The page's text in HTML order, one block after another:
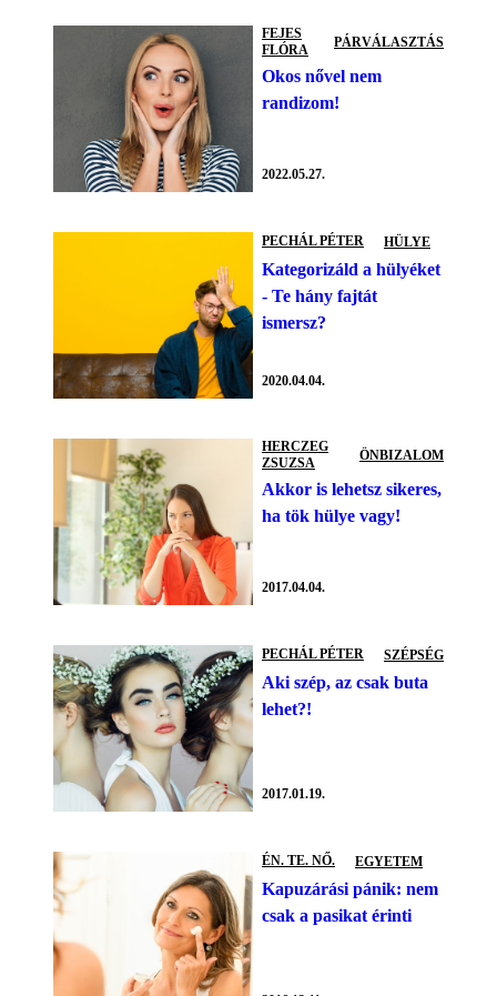
FEJES
FLÓRA
PÁRVÁLASZTÁS
Okos nővel nem
randizom!
2022.05.27.
PECHÁL PÉTER HÜLYE
Kategorizáld a hülyéket
- Te hány fajtát
ismersz?
2020.04.04.
HERCZEG
ZSUZSA
ÖNBIZALOM
Akkor is lehetsz sikeres,
ha tök hülye vagy!
2017.04.04.
PECHÁL PÉTER SZÉPSÉG
Aki szép, az csak buta
lehet?!
2017.01.19.
ÉN. TE. NŐ. EGYETEM
Kapuzárási pánik: nem
csak a pasikat érinti